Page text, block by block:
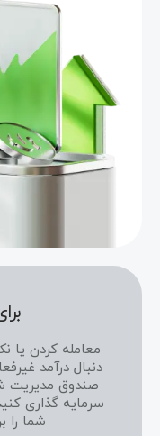
معامله کردن یا
دنبال درآمد
صندوق مدیریت
سرمایه گذاری
شما را